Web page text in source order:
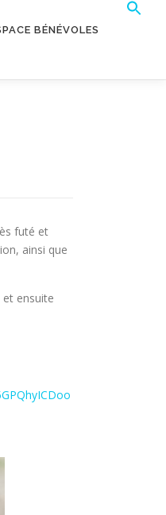
BÉNÉVOLES
futé et
ainsi que
ensuite